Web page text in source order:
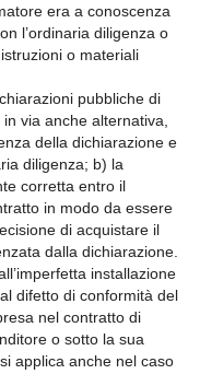
era a conoscenza
l’ordinaria diligenza o
o materiali
pubbliche di
via anche alternativa,
della dichiarazione e
diligenza; b) la
corretta entro il
in modo da essere
di acquistare il
dalla dichiarazione.
installazione
difetto di conformità del
nel contratto di
o sotto la sua
applica anche nel caso